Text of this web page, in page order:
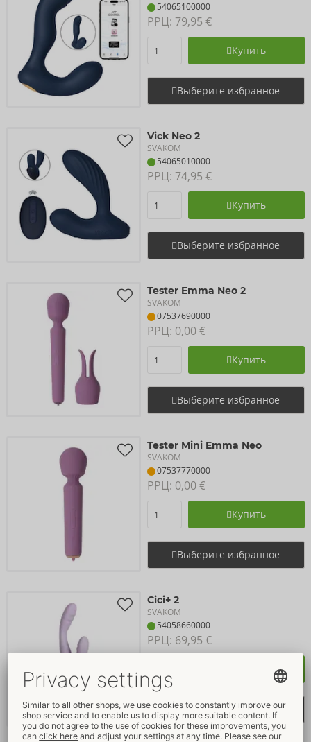
54065100000
РРЦ: 79,95 €
Купить
Выберите избранное
Vick Neo 2
SVAKOM
54065010000
РРЦ: 74,95 €
Купить
Выберите избранное
Tester Emma Neo 2
SVAKOM
07537690000
РРЦ: 0,00 €
Купить
Выберите избранное
Tester Mini Emma Neo
SVAKOM
07537770000
РРЦ: 0,00 €
Купить
Выберите избранное
Cici+ 2
SVAKOM
54058660000
РРЦ: 69,95 €
Выберите избранное